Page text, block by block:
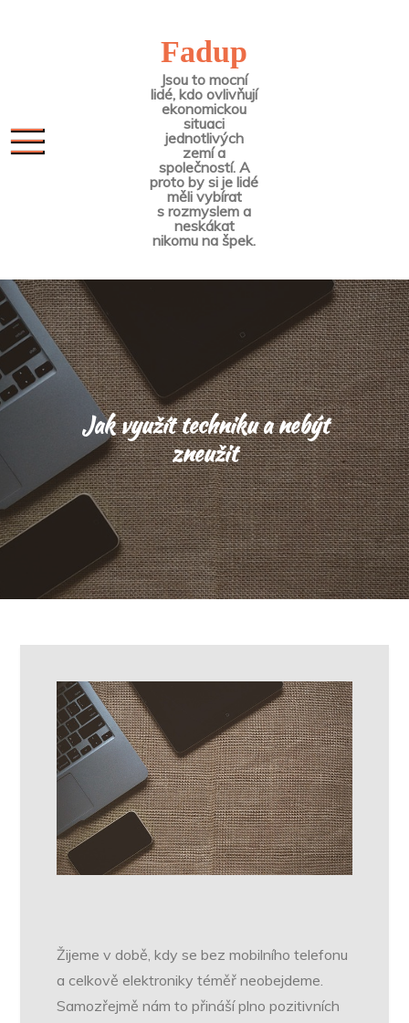
Fadup
Jsou to mocní
lidé, kdo ovlivňují
ekonomickou
situaci
jednotlivých
zemí a
společností. A
proto by si je lidé
měli vybírat
s rozmyslem a
neskákat
nikomu na špek.
Jak využít techniku a nebýt
zneužit
Žijeme v době, kdy se bez mobilního telefonu
a celkově elektroniky téměř neobejdeme.
Samozřejmě nám to přináší plno pozitivních